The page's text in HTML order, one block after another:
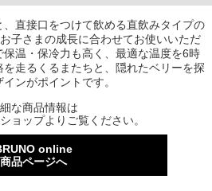
直接口をつけて飲める直飲みタイプの
子さまの成長に合わせてお使いいただ
温・保冷力も高く、最適な温度を6時
走るくるまたちと、隠れたベリーを探
ンがポイントです。
な商品情報は
ョップよりご覧ください。
online
商品ページへ